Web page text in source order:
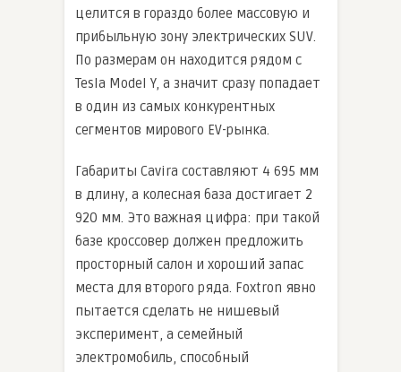
целится в гораздо более массовую и
прибыльную зону электрических SUV.
По размерам он находится рядом с
Tesla Model Y, а значит сразу попадает
в один из самых конкурентных
сегментов мирового EV-рынка.
Габариты Cavira составляют 4 695 мм
в длину, а колесная база достигает 2
920 мм. Это важная цифра: при такой
базе кроссовер должен предложить
просторный салон и хороший запас
места для второго ряда. Foxtron явно
пытается сделать не нишевый
эксперимент, а семейный
электромобиль, способный